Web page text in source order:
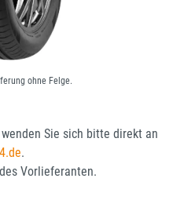
ohne Felge.
Sie sich bitte direkt an
.
Vorlieferanten.